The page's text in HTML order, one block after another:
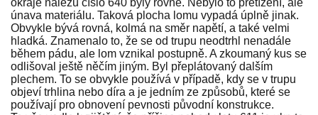
okraje nálezu číslo 640 byly rovné. Nebylo to přetížení, ale
únava materiálu. Taková plocha lomu vypadá úplně jinak.
Obvykle bývá rovná, kolmá na směr napětí, a také velmi
hladká. Znamenalo to, že se od trupu neodtrhl nenadále
během pádu, ale lom vznikal postupně. A zkoumaný kus se
odlišoval ještě něčím jiným. Byl přeplátovaný dalším
plechem. To se obvykle používá v případě, kdy se v trupu
objeví trhlina nebo díra a je jedním ze způsobů, které se
používají pro obnovení pevnosti původní konstrukce.